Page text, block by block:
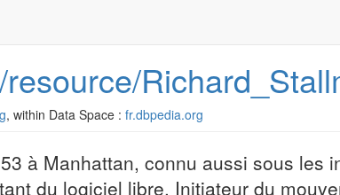
, within Data Space : fr.dbpedia.org
à Manhattan, connu aussi sous les
du logiciel libre. Initiateur du